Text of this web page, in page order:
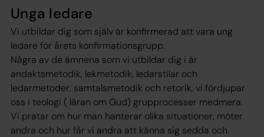
Unga ledare
Vi utbildar dig som själv är konfirmerad att vara ung
ledare för årets konfirmationsgrupp.
Några av de ämnena som vi utbildar dig i är
andaktsmetodik, lekmetodik, ledarstilar och
ledarmetoder, samtalsmetodik och retorik, vi fördjupar
oss i teologi ( läran om Gud) grupprocesser medmera.
Vi pratar om hur man hanterar olika situationer, möter
andra och hur får vi andra att känna sig sedda och